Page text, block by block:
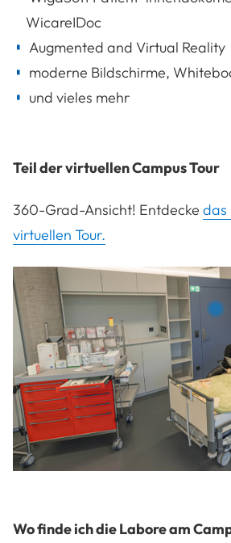
WicareIDoc
Augmented and Virtual Reality
moderne Bildschirme,
und vieles mehr
Teil der virtuellen Campus Tour
360-Grad-Ansicht! Entdecke das
virtuellen Tour.
Wo finde ich die Labore am